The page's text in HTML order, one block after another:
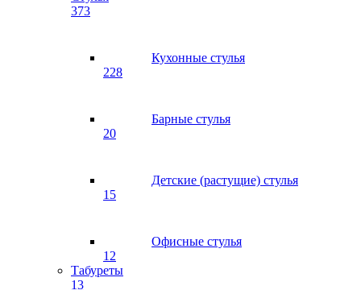
373
Кухонные стулья
228
Барные стулья
20
Детские (растущие) стулья
15
Офисные стулья
12
Табуреты
13